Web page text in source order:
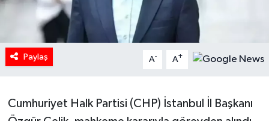
Paylaş A- A+
Cumhuriyet Halk Partisi (CHP) İstanbul İl Başkanı
MAGAZİN
Oyun
RESMİ İLANLAR